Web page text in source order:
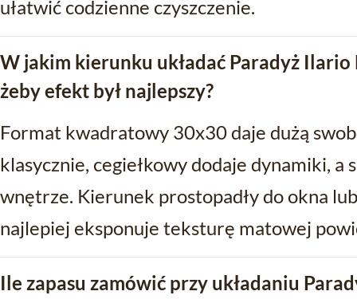
ułatwić codzienne czyszczenie.
W jakim kierunku układać Paradyż
żeby efekt był najlepszy?
Format kwadratowy 30x30 daje dużą
klasycznie, cegiełkowy dodaje dynamiki, a
wnętrze. Kierunek prostopadły do okna
najlepiej eksponuje teksturę matowej
Ile zapasu zamówić przy układaniu